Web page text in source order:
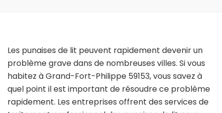
Les punaises de lit peuvent rapidement devenir un
problème grave dans de nombreuses villes. Si vous
habitez à Grand-Fort-Philippe 59153, vous savez à
quel point il est important de résoudre ce problème
rapidement. Les entreprises offrent des services de